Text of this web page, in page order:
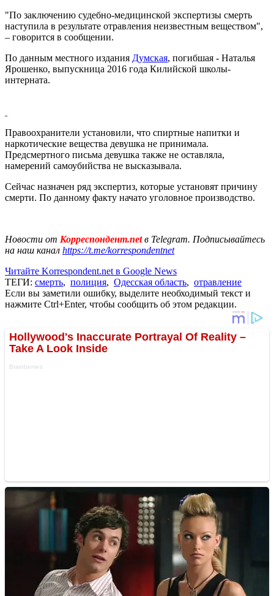
"По заключению судебно-медицинской экспертизы смерть
наступила в результате отравления неизвестным веществом",
– говорится в сообщении.
По данным местного издания Думская, погибшая - Наталья
Ярошенко, выпускница 2016 года Килийской школы-
интерната.
Правоохранители установили, что спиртные напитки и
наркотические вещества девушка не принимала.
Предсмертного письма девушка также не оставляла,
намерений самоубийства не высказывала.
Сейчас назначен ряд экспертиз, которые установят причину
смерти. По данному факту начато уголовное производство.
Новости от Корреспондент.netв Telegram. Подписывайтесь
на наш канал https://t.me/korrespondentnet
Читайте Korrespondent.net в Google News
ТЕГИ: смерть, полиция, Одесская область, отравление
Если вы заметили ошибку, выделите необходимый текст и
нажмите Ctrl+Enter, чтобы сообщить об этом редакции.